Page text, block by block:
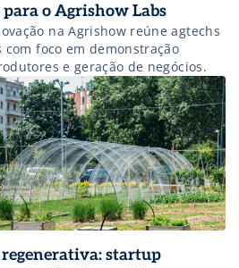
o Agrishow Labs
na Agrishow reúne agtechs
foco em demonstração
e geração de negócios.
startup